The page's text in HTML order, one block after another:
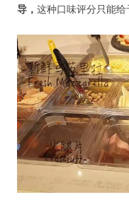
导， 这种口味评分只能给